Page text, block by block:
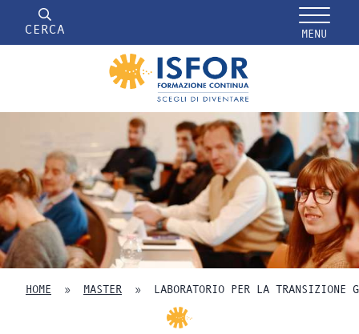
CERCA MENU
HOME » MASTER » LABORATORIO PER LA TRANSIZIONE